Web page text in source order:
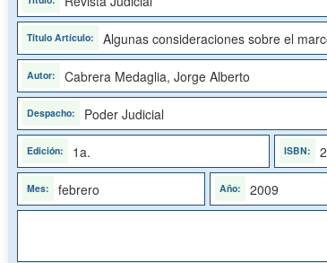
Algunas consideraciones sobre el
Cabrera Medaglia, Jorge Alberto
Poder Judicial
1a.
febrero 2009